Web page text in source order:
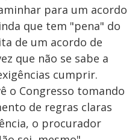
para um acordo
que tem "pena" do
de um acordo de
que não se sabe a
cumprir.
o Congresso tomando
de regras claras
o procurador